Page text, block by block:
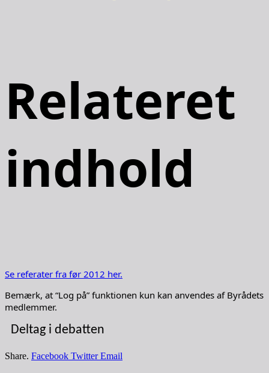
Relateret
indhold
Se referater fra før 2012 her.
Bemærk, at “Log på” funktionen kun kan anvendes af Byrådets
medlemmer.
Deltag i debatten
Share. Facebook Twitter Email